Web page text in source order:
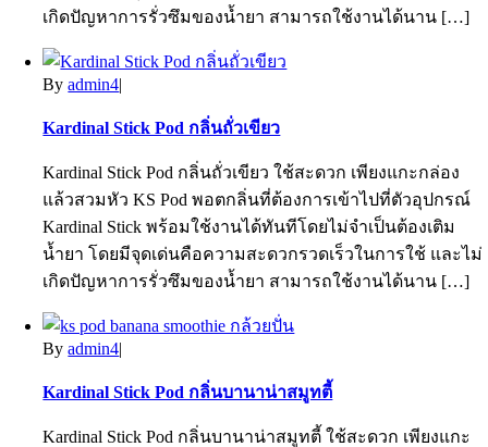
เกิดปัญหาการรั่วซึมของน้ำยา สามารถใช้งานได้นาน […]
Byadmin4|
Kardinal Stick Pod กลิ่นถั่วเขียว
Kardinal Stick Pod กลิ่นถั่วเขียว ใช้สะดวก เพียงแกะกล่อง
แล้วสวมหัว KS Pod พอตกลิ่นที่ต้องการเข้าไปที่ตัวอุปกรณ์
Kardinal Stick พร้อมใช้งานได้ทันทีโดยไม่จำเป็นต้องเติม
น้ำยา โดยมีจุดเด่นคือความสะดวกรวดเร็วในการใช้ และไม่
เกิดปัญหาการรั่วซึมของน้ำยา สามารถใช้งานได้นาน […]
Byadmin4|
Kardinal Stick Pod กลิ่นบานาน่าสมูทตี้
Kardinal Stick Pod กลิ่นบานาน่าสมูทตี้ ใช้สะดวก เพียงแกะ